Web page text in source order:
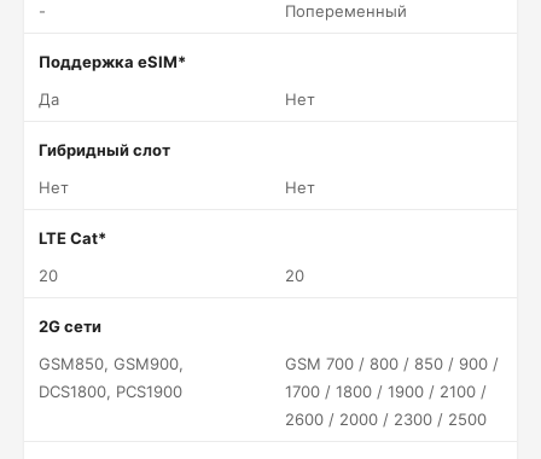
-
Попеременный
Поддержка eSIM*
Да
Нет
Гибридный слот
Нет
Нет
LTE Cat*
20
20
2G сети
GSM850, GSM900,
DCS1800, PCS1900
GSM 700 / 800 / 850 / 900 /
1700 / 1800 / 1900 / 2100 /
2600 / 2000 / 2300 / 2500